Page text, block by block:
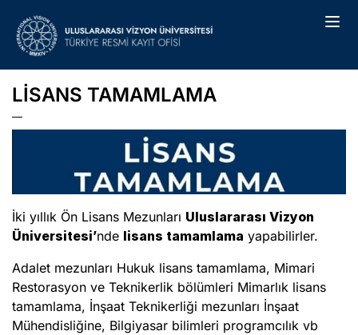
LISANS TAMAMLAMA
İki yıllık Ön Lisans Mezunları Uluslararası Vizyon
Üniversitesi’nde lisans tamamlama yapabilirler.
Adalet mezunları Hukuk lisans tamamlama, Mimari
Restorasyon ve Teknikerlik bölümleri Mimarlık lisans
tamamlama, İnşaat Teknikerliği mezunları İnşaat
Mühendisliğine, Bilgiyasar bilimleri programcılık vb